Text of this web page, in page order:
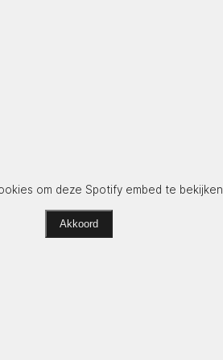
om deze Spotify embed te bekijken.
Akkoord